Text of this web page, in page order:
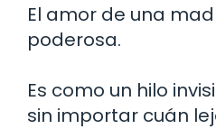
El amor de una
poderosa.
Es como un hilo
sin importar cuán